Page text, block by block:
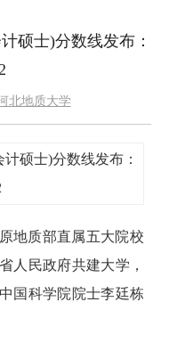
硕士)分数线发布：
北地质大学
地质部直属五大院校
人民政府共建大学，
国科学院院士李廷栋